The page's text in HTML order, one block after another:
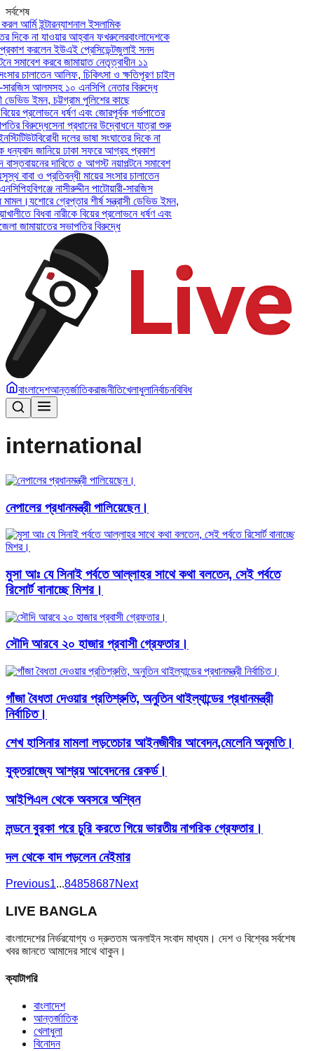
সর্বশেষ
আর্মি ইন্টারন্যাশনাল ইসলামিক
দিকে না যাওয়ার আহ্বান ফখরুলেরবাংলাদেশকে
করলেন ইউএই প্রেসিডেন্টজুলাই সনদ
সমাবেশ করবে জামায়াত নেতৃত্বাধীন ১১
চালাতেন আলিফ, চিকিৎসা ও ক্ষতিপূরণ চাইল
সারজিস আলমসহ ১০ এনসিপি নেতার বিরুদ্ধে
ইমন, চট্টগ্রাম পুলিশের কাছে
প্রলোভনে ধর্ষণ এবং জোরপূর্বক গর্ভপাতের
বিরুদ্ধেসেনা প্রধানের উদ্বোধনে যাত্রা শুরু
বিরোধী দলের ভাষা সংঘাতের দিকে না
ধন্যবাদ জানিয়ে ঢাকা সফরে আগ্রহ প্রকাশ
দাবিতে ৫ আগস্ট নয়াপল্টনে সমাবেশ
বাবা ও প্রতিবন্ধী মায়ের সংসার চালাতেন
হবিগঞ্জে নাসীরুদ্দীন পাটোয়ারী-সারজিস
যশোরে গ্রেপ্তার শীর্ষ সন্ত্রাসী ডেভিড ইমন,
বিধবা নারীকে বিয়ের প্রলোভনে ধর্ষণ এবং
জামায়াতের সভাপতির বিরুদ্ধে
বাংলাদেশআন্তর্জাতিকরাজনীতিখেলাধুলানির্বাচনবিবিধ
international
নেপালের প্রধানমন্ত্রী পালিয়েছেন।
মুসা আঃ যে সিনাই পর্বতে আল্লাহর সাথে কথা বলতেন, সেই পর্বতে
রিসোর্ট বানাচ্ছে মিশর।
সৌদি আরবে ২০ হাজার প্রবাসী গ্রেফতার।
গাঁজা বৈধতা দেওয়ার প্রতিশ্রুতি, অনুতিন থাইল্যান্ডের প্রধানমন্ত্রী
নির্বাচিত।
শেখ হাসিনার মামলা লড়তেচার আইনজীবীর আবেদন,মেলেনি অনুমতি।
যুক্তরাজ্যে আশ্রয় আবেদনের রেকর্ড।
আইপিএল থেকে অবসরে অশ্বিন
লন্ডনে বুরকা পরে চুরি করতে গিয়ে ভারতীয় নাগরিক গ্রেফতার।
দল থেকে বাদ পড়লেন নেইমার
Previous1...84858687Next
LIVE BANGLA
বাংলাদেশের নির্ভরযোগ্য ও দ্রুততম অনলাইন সংবাদ মাধ্যম। দেশ ও বিশ্বের সর্বশেষ
খবর জানতে আমাদের সাথে থাকুন।
ক্যাটাগরি
বাংলাদেশ
আন্তর্জাতিক
খেলাধুলা
বিনোদন